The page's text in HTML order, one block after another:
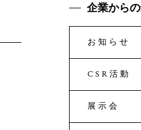
企業から
お知らせ
CSR活動
展示会